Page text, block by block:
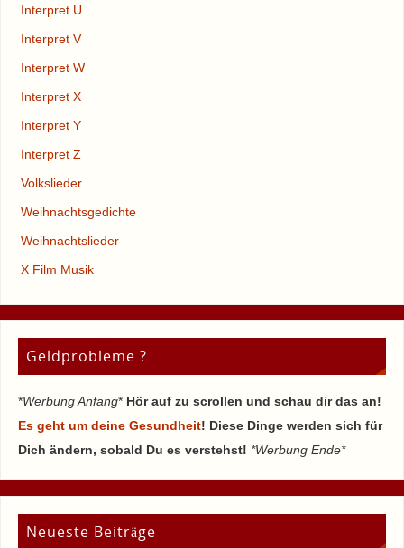
Interpret U
Interpret V
Interpret W
Interpret X
Interpret Y
Interpret Z
Volkslieder
Weihnachtsgedichte
Weihnachtslieder
X Film Musik
Geldprobleme ?
*Werbung Anfang* Hör auf zu scrollen und schau dir das an!
Es geht um deine Gesundheit! Diese Dinge werden sich für
Dich ändern, sobald Du es verstehst! *Werbung Ende*
Neueste Beiträge